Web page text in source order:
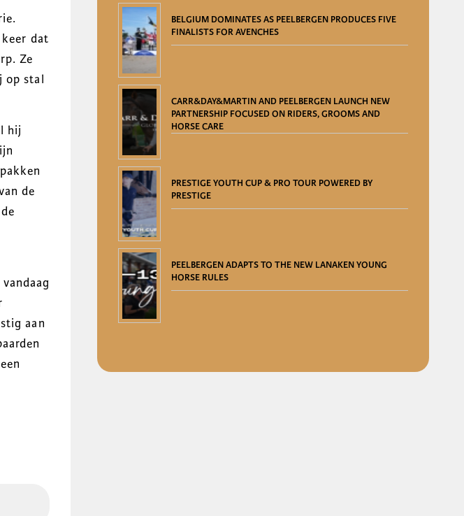
dat
Ze
op stal
hij
de
aan
BELGIUM DOMINATES AS PEELBERGEN PRODUCES FIVE
FINALISTS FOR AVENCHES
CARR&DAY&MARTIN AND PEELBERGEN LAUNCH NEW
PARTNERSHIP FOCUSED ON RIDERS, GROOMS AND
HORSE CARE
PRESTIGE YOUTH CUP & PRO TOUR POWERED BY
PRESTIGE
PEELBERGEN ADAPTS TO THE NEW LANAKEN YOUNG
HORSE RULES